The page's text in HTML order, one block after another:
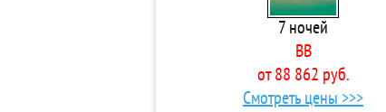
7 ночей
BB
от 88 862 руб.
Смотреть цены >>>